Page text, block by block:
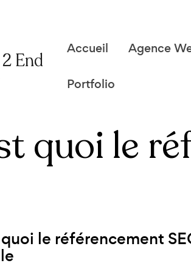
Accueil Agence
Portfolio
quoi le
quoi le référencement